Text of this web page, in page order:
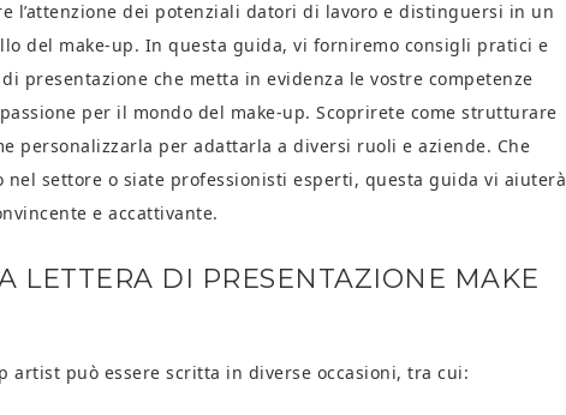
l’attenzione dei potenziali datori di lavoro e distinguersi in un
del make-up. In questa guida, vi forniremo consigli pratici e
presentazione che metta in evidenza le vostre competenze
per il mondo del make-up. Scoprirete come strutturare
personalizzarla per adattarla a diversi ruoli e aziende. Che
settore o siate professionisti esperti, questa guida vi aiuterà
e accattivante.
LETTERA DI PRESENTAZIONE MAKE
artist può essere scritta in diverse occasioni, tra cui: